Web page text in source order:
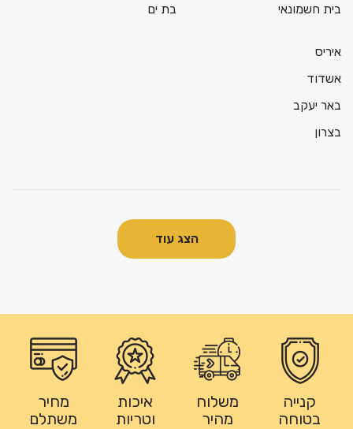
בית חשמונאי
בת ים
איריס
אשדוד
באר יעקב
בצרון
הצג עוד
קנייה
בטוחה
משלוח
מהיר
איכות
וטריות
מחיר
משתלם